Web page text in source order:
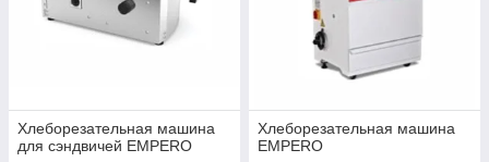
Хлеборезательная машина
для сэндвичей EMPERO
Хлеборезательная машина
EMPERO